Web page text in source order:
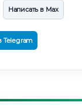
Написать в Max
Telegram